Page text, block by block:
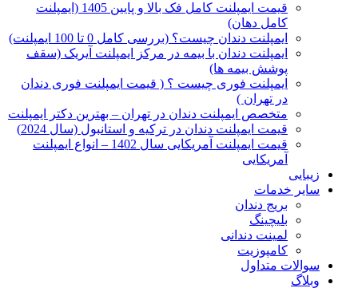
قیمت ایمپلنت کامل فک بالا و پایین 1405 (ایمپلنت
کامل دهان)
ایمپلنت دندان چیست؟ (بررسی کامل 0 تا 100 ایمپلنت)
ایمپلنت دندان با بیمه در مرکز ایمپلنت آیریک (سقف
پوشش بیمه ها)
ایمپلنت فوری چیست ؟ ( قیمت ایمپلنت فوری دندان
در تهران )
متخصص ایمپلنت دندان در تهران – بهترین دکتر ایمپلنت
قیمت ایمپلنت دندان در ترکیه و استانبول (سال 2024)
قیمت ایمپلنت آمریکایی سال 1402 – انواع ایمپلنت
آمریکایی
زیبایی
سایر خدمات
بریج دندان
بلیچینگ
لمینت دندانی
کامپوزیت
سوالات متداول
وبلاگ